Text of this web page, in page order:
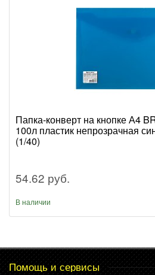
Папка-конверт на кнопке А4
100л пластик непрозрачная
(1/40)
54.62 руб.
В наличии
Помощь и сервисы